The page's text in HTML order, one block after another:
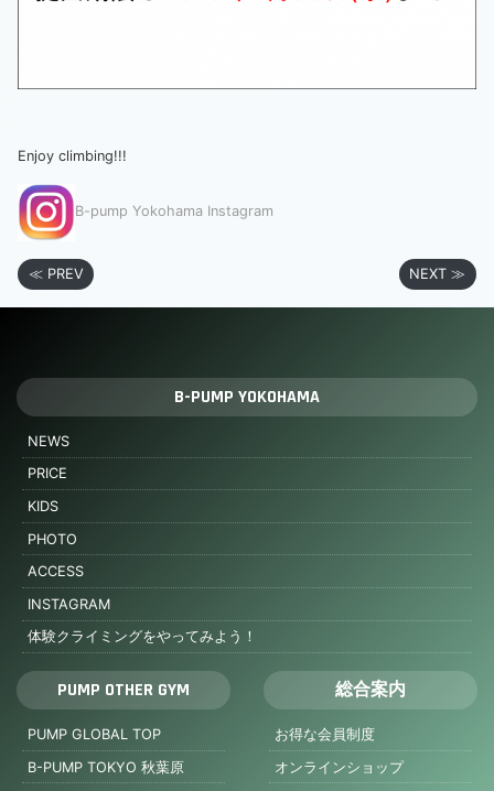
Enjoy climbing!!!
B-pump Yokohama Instagram
≪ PREV NEXT ≫
B-PUMP YOKOHAMA
NEWS
PRICE
KIDS
PHOTO
ACCESS
INSTAGRAM
体験クライミングをやってみよう！
PUMP OTHER GYM
PUMP GLOBAL TOP
B-PUMP TOKYO 秋葉原
総合案内
お得な会員制度
オンラインショップ